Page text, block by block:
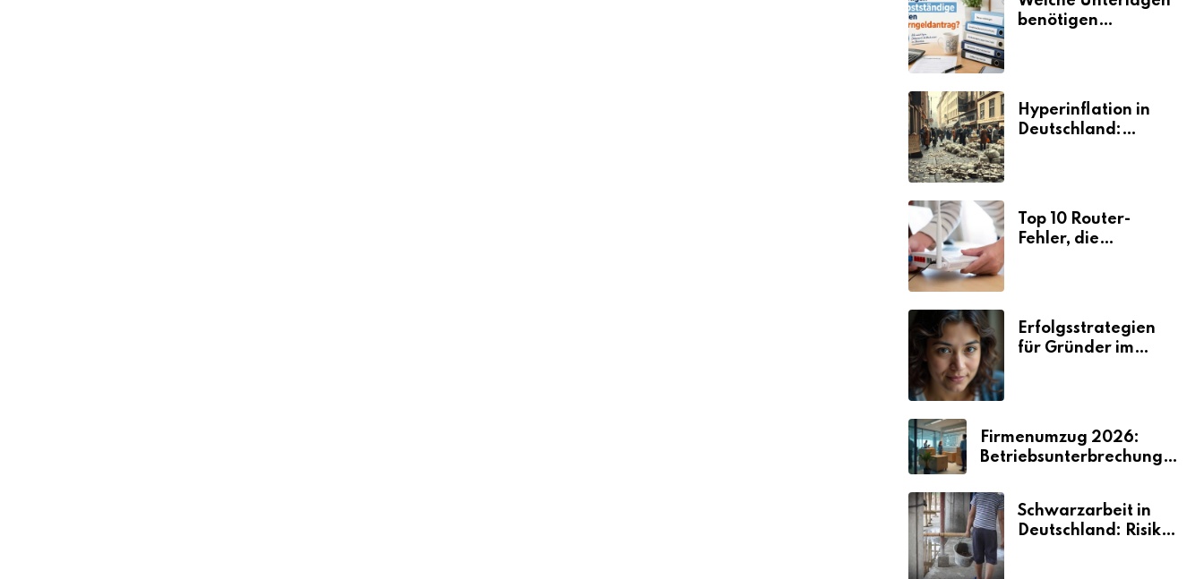
benötigen
Hyperinflation in
Deutschland:
Top 10 Router-
Fehler, die
Erfolgsstrategien
für Gründer im
Firmenumzug 2026:
Betriebsunterbrechungen
Schwarzarbeit in
Deutschland: Risiken